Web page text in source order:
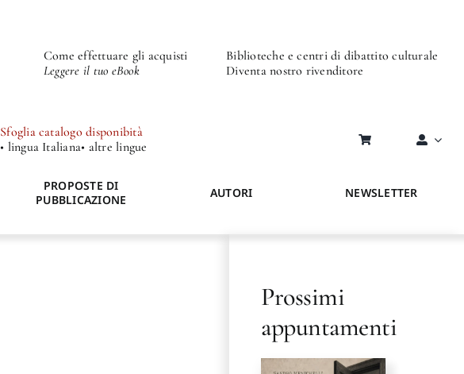
Come effettuare gli acquisti
Leggere il tuo eBook
Biblioteche e centri di dibattito culturale
Diventa nostro rivenditore
Sfoglia catalogo disponibità
• lingua Italiana• altre lingue
PROPOSTE DI
PUBBLICAZIONE
AUTORI NEWSLETTER
Prossimi
appuntamenti